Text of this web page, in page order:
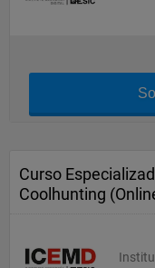
Curso
Coolhunting